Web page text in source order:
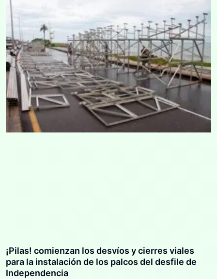
¡Pilas! comienzan los desvíos y cierres viales
para la instalación de los palcos del desfile de
Independencia